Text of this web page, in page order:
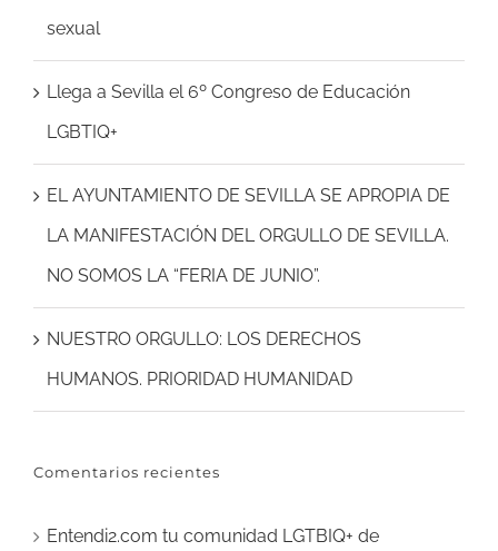
sexual
Llega a Sevilla el 6º Congreso de Educación
LGBTIQ+
EL AYUNTAMIENTO DE SEVILLA SE APROPIA DE
LA MANIFESTACIÓN DEL ORGULLO DE SEVILLA.
NO SOMOS LA “FERIA DE JUNIO”.
NUESTRO ORGULLO: LOS DERECHOS
HUMANOS. PRIORIDAD HUMANIDAD
Comentarios recientes
Entendi2.com tu comunidad LGTBIQ+ de